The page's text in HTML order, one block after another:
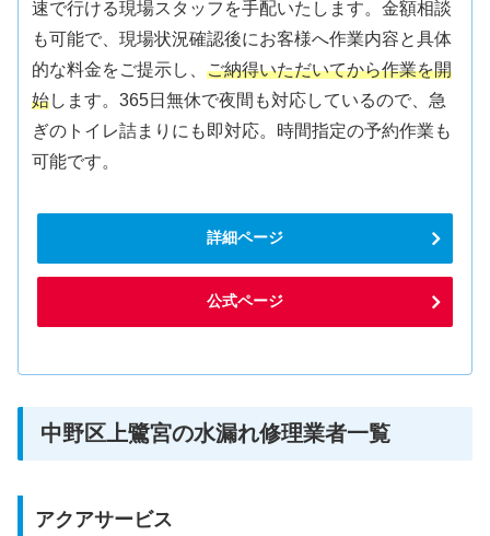
速で行ける現場スタッフを手配いたします。金額相談
も可能で、現場状況確認後にお客様へ作業内容と具体
的な料金をご提示し、ご納得いただいてから作業を開
始します。365日無休で夜間も対応しているので、急
ぎのトイレ詰まりにも即対応。時間指定の予約作業も
可能です。
詳細ページ
公式ページ
中野区上鷺宮の水漏れ修理業者一覧
アクアサービス